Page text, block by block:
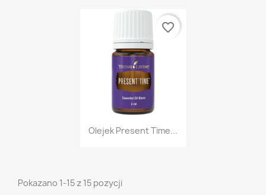
Szybki podgląd
Olejek Present Time...
favorite_border
Pokazano 1-15 z 15 pozycji